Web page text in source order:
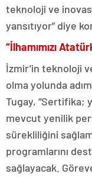
teknoloji ve
yansıtıyor” diye
“İlhamımızı
İzmir’in teknoloji
olma yolunda
Tugay, “Sertifika;
mevcut yenilik
sürekliliğini
programlarını
sağlayacak.